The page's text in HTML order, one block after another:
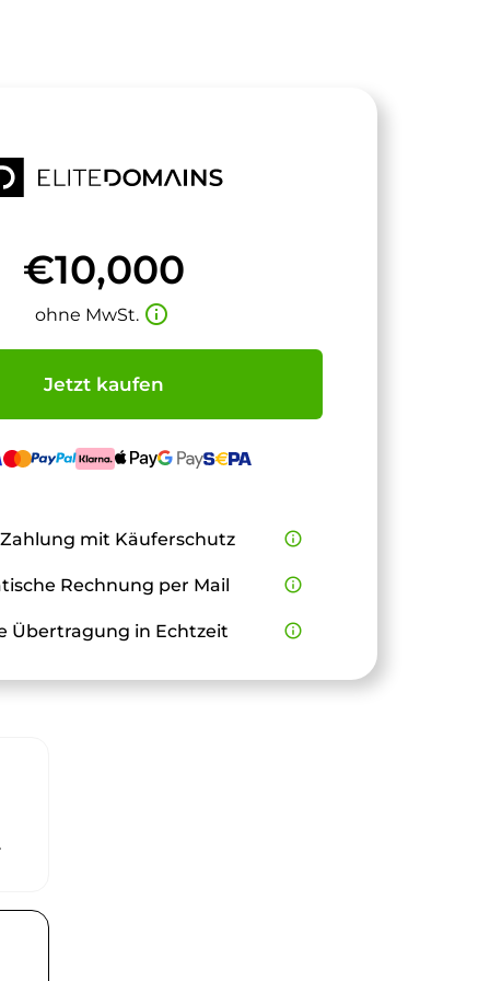
€10,000
ohne MwSt. info_outline
Jetzt kaufen
mit Käuferschutz info_outline
Rechnung per Mail info_outline
Übertragung in Echtzeit info_outline